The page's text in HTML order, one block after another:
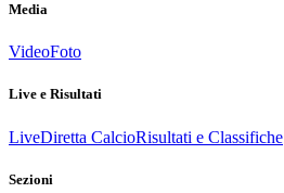
Media
VideoFoto
Live e Risultati
LiveDiretta CalcioRisultati e Classifiche
Sezioni